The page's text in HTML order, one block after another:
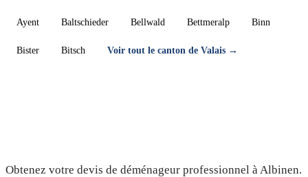
Ayent Baltschieder Bellwald Bettmeralp Binn
Bister Bitsch Voir tout le canton de Valais →
Obtenez votre devis de déménageur professionnel à Albinen.